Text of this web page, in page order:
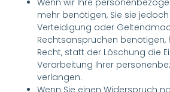
Wenn wir Ihre
mehr benötigen, Sie sie
Verteidigung oder
Rechtsansprüchen benötigen,
Recht, statt der Löschung die
Verarbeitung Ihrer
verlangen.